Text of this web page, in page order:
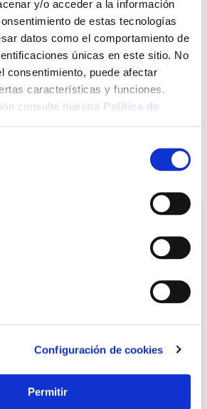
y/o acceder a la información
de estas tecnologías
datos como el comportamiento de
únicas en este sitio. No
consentimiento, puede afectar
características y funciones.
consulte nuestra Política de
Configuración de cookies
Permitir
gratis
Envío a domicilio:
5 días hábiles
+ INFO
Inofix